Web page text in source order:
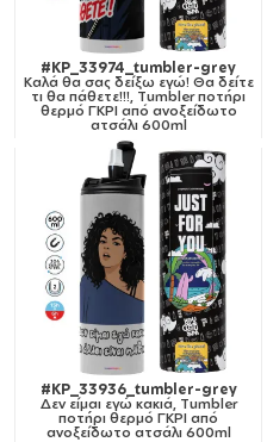
#KP_33974_tumbler-grey
Καλά θα σας δείξω εγώ! Θα δείτε
τι θα πάθετε!!!, Tumbler ποτήρι
θερμό ΓΚΡΙ από ανοξείδωτο
ατσάλι 600ml
#KP_33936_tumbler-grey
Δεν είμαι εγώ κακιά, Tumbler
ποτήρι θερμό ΓΚΡΙ από
ανοξείδωτο ατσάλι 600ml